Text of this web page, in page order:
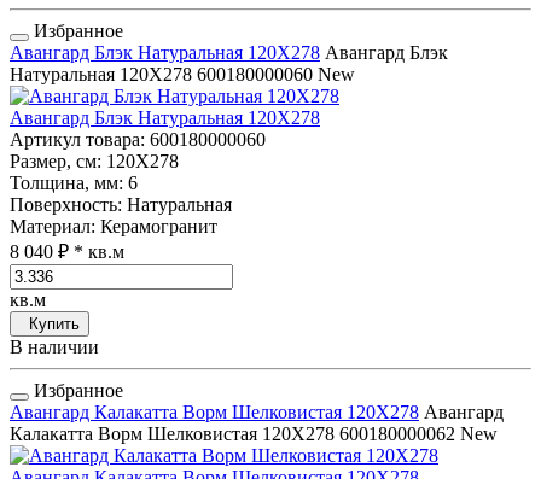
Избранное
Авангард Блэк Натуральная 120Х278 Авангард Блэк
Натуральная 120Х278 600180000060 New
Авангард Блэк Натуральная 120Х278
Артикул товара: 600180000060
Размер, см: 120Х278
Толщина, мм: 6
Поверхность: Натуральная
Материал: Керамогранит
8 040 ₽ * кв.м
кв.м
Купить
В наличии
Избранное
Авангард Калакатта Ворм Шелковистая 120Х278 Авангард
Калакатта Ворм Шелковистая 120Х278 600180000062 New